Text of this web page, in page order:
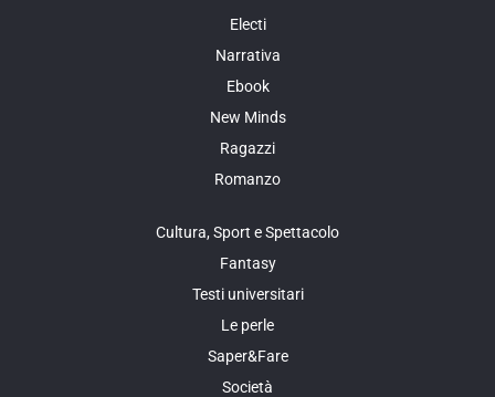
Electi
Narrativa
Ebook
New Minds
Ragazzi
Romanzo
Cultura, Sport e Spettacolo
Fantasy
Testi universitari
Le perle
Saper&Fare
Società